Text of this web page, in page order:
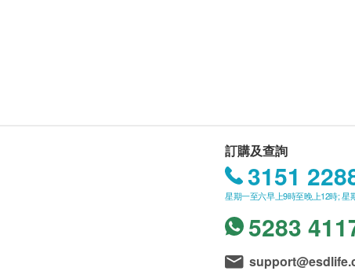
訂購及查詢
3151
星期一至六早上9時至晚上12時; 星
5283